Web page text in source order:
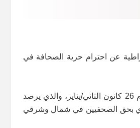
عن احترام حرية الصحافة في
جاء ذلك في التقرير السنوي لـ سنة 2024 الذي أصدره "مكتب رصد وتوثيق الانتهاكات" في الشبكة اليوم 26 كانون الثاني/يناير، والذي يرصد
بحق الصحفيين في شمال وشرقي